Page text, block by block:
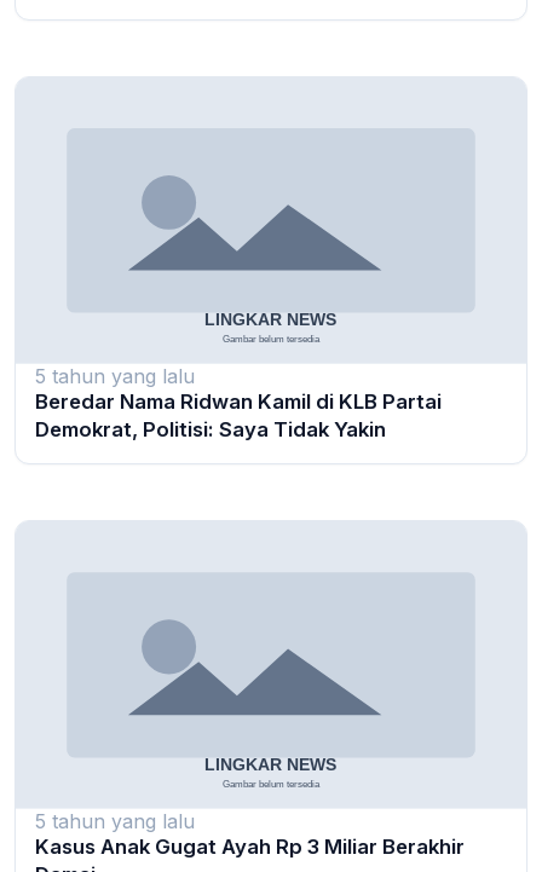
5 tahun yang lalu
Beredar Nama Ridwan Kamil di KLB Partai
Demokrat, Politisi: Saya Tidak Yakin
5 tahun yang lalu
Kasus Anak Gugat Ayah Rp 3 Miliar Berakhir